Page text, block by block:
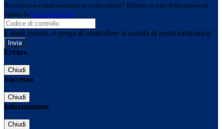
Non hai una e-mail associata al nome utente? Effettua il reset della password
tramite la Login Spaggiari
E-mail inviata, si prega di controllare la casella di posta elettronica!
Errore
Chiudi
Successo
Chiudi
Informazione
Chiudi